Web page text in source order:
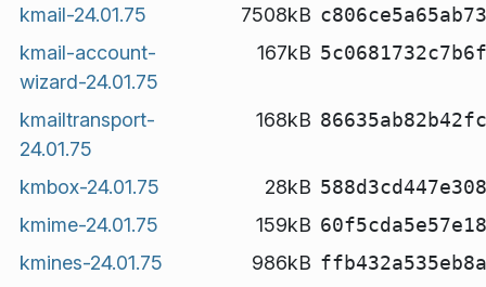
kmail-24.01.75
7508kB
kmail-account-
wizard-24.01.75
167kB
kmailtransport-
24.01.75
168kB
kmbox-24.01.75 28kB
kmime-24.01.75
159kB
kmines-24.01.75
986kB